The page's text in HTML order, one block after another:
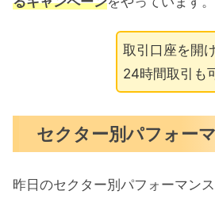
取引口座を開
24時間取引も
セクター別パフォー
昨日のセクター別パフォーマン